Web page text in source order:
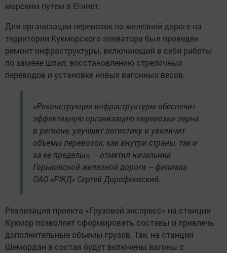
морским путем в Египет.
Для организации перевозок по железной дороге на
территории Кукморского элеватора был проведен
ремонт инфраструктуры, включающий в себя работы
по замене шпал, восстановлению стрелочных
переводов и установке новых вагонных весов.
«Реконструкция инфраструктуры обеспечит
эффективную организацию перевозки зерна
в регионе, улучшит логистику и увеличит
объемы перевозок, как внутри страны, так и
за ее пределы», – отметил начальник
Горьковской железной дороги – филиала
ОАО «РЖД» Сергей Дорофеевский.
Реализация проекта «Грузовой экспресс» на станции
Кукмор позволяет сформировать составы и привлечь
дополнительные объемы грузов. Так, на станции
Шемордан в состав будут включены вагоны с